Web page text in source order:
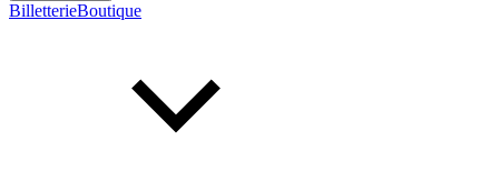
BilletterieBoutique